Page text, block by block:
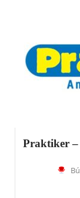
Praktiker –